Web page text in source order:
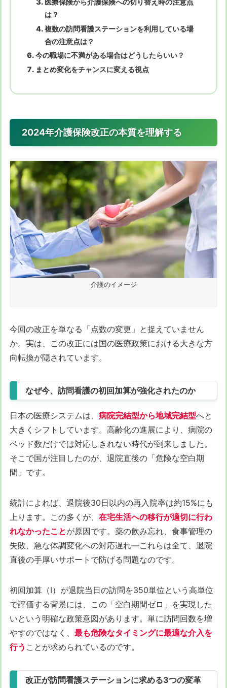
は？
複数の訪問看護ステーションを利用している場
合の注意点は？
今の職場に不満がある場合はどうしたらいい？
まとめ変化をチャンスに変える視点
2024年介護保険改正の本質を理解する
介護のイメージ
今回の改正を単なる「点数の変更」と捉えていません
か。実は、この改正には国の医療政策における大きな方
向転換が隠されています。
なぜ今、訪問看護の初回加算が強化されたのか
日本の医療システムは、 病院完結型から地域完結型へと
大きくシフトしています。高齢化の進展により、病院の
ベッド数だけでは対応しきれない時代が到来しました。
そこで国が注目したのが、退院直後の「危険な空白期
間」です。
統計によれば、退院後30日以内の再入院率は約15%にも
上ります。この多くが、 在宅生活への移行が適切に行わ
れなかったことが原因です。薬の飲み忘れ、食事管理の
失敗、急な体調変化への対応遅れ—これらは全て、退院
直後の手厚いサポートで防げる問題なのです。
初回加算（Ⅰ）が退院当日の訪問を350単位という高単位
で評価する背景には、この「空白期間ゼロ」を実現した
いという明確な政策意図があります。単に訪問回数を増
やすのではなく、 最も危険なタイミングに最適な介入を
行う ことが求められているのです。
改正が訪問看護ステーションに求める3つの変革